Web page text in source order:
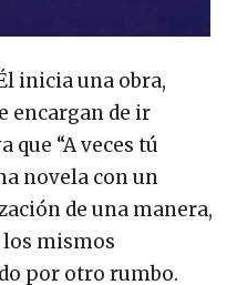
inicia una obra,
encargan de ir
que “A veces tú
novela con un
de una manera,
mismos
por otro rumbo.